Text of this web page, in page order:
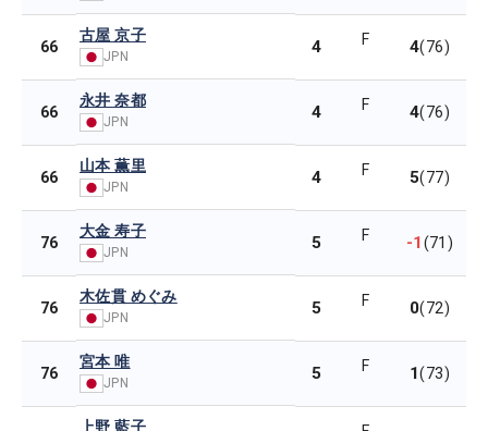
66
古屋 京子
JPN 4 F 4(76)
66
永井 奈都
JPN 4 F 4(76)
66
山本 薫里
JPN 4 F 5(77)
76
大金 寿子
JPN 5 F -1(71)
76
木佐貫 めぐみ
JPN 5 F 0(72)
76
宮本 唯
JPN 5 F 1(73)
上野 藍子